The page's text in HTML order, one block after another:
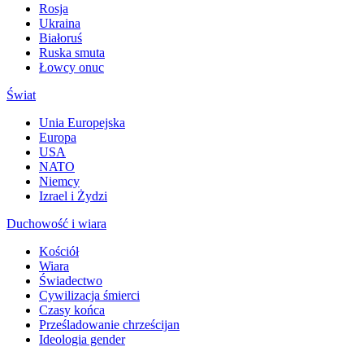
Rosja
Ukraina
Białoruś
Ruska smuta
Łowcy onuc
Świat
Unia Europejska
Europa
USA
NATO
Niemcy
Izrael i Żydzi
Duchowość i wiara
Kościół
Wiara
Świadectwo
Cywilizacja śmierci
Czasy końca
Prześladowanie chrześcijan
Ideologia gender